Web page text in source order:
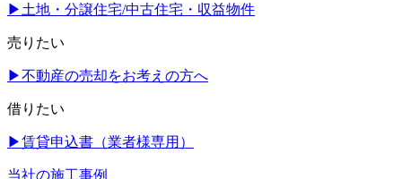
▶ 土地・分譲住宅/中古住宅・収益物件
売りたい
▶不動産の売却をお考えの方へ
借りたい
▶賃貸申込書（業者様専用）
当社の施工事例